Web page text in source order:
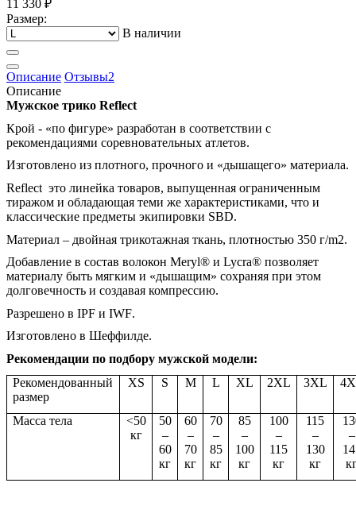
11 330 ₽
Размер:
В наличии
Описание Отзывы2
Описание
Мужское трико Reflect
Крой - «по фигуре» разработан в соответствии с
рекомендациями соревновательных атлетов.
Изготовлено из плотного, прочного и «дышащего» материала.
Reflect это линейка товаров, выпущенная ограниченным
тиражом и обладающая теми же характеристиками, что и
классические предметы экипировки SBD.
Материал – двойная трикотажная ткань, плотностью 350 г/m2.
Добавление в состав волокон Meryl® и Lycra® позволяет
материалу быть мягким и «дышащим» сохраняя при этом
долговечность и создавая компрессию.
Разрешено в IPF и IWF.
Изготовлено в Шеффилде.
Рекомендации по подбору мужской модели:
Рекомендованный
размер
XS S M L XL 2XL 3XL
Масса тела
<50
кг
50
–
60
кг
60
–
70
кг
70
–
85
кг
85
–
100
кг
100
–
115
кг
115
–
130
кг
–